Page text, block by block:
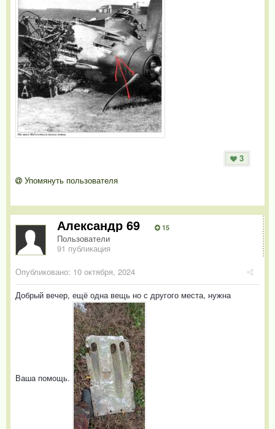
3
Упомянуть пользователя
Александр 69 15
Пользователи
91 публикация
Опубликовано: 10 октября, 2024
Добрый вечер, ещё одна вещь но с другого места, нужна
Ваша помощь.